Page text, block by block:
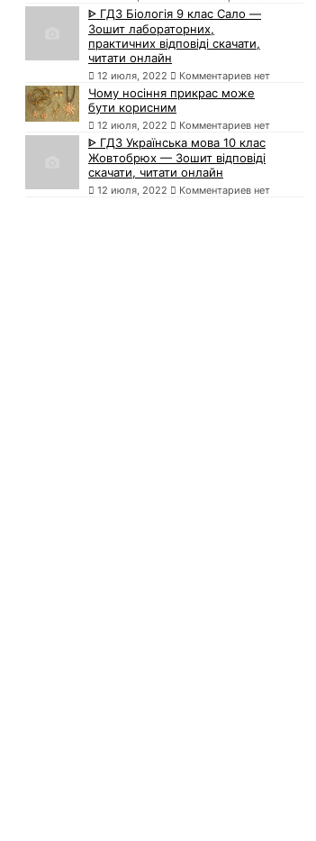
ᐈ ГДЗ Біологія 9 клас Сало —
Зошит лабораторних,
практичних відповіді скачати,
читати онлайн
12 июля, 2022 Комментариев нет
Чому носіння прикрас може
бути корисним
12 июля, 2022 Комментариев нет
ᐈ ГДЗ Українська мова 10 клас
Жовтобрюх — Зошит відповіді
скачати, читати онлайн
12 июля, 2022 Комментариев нет